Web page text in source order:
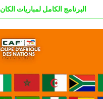
البرنامج الكامل لمباريات الكان 2023